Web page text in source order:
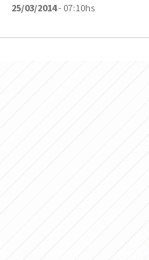
25/03/2014- 07:10hs